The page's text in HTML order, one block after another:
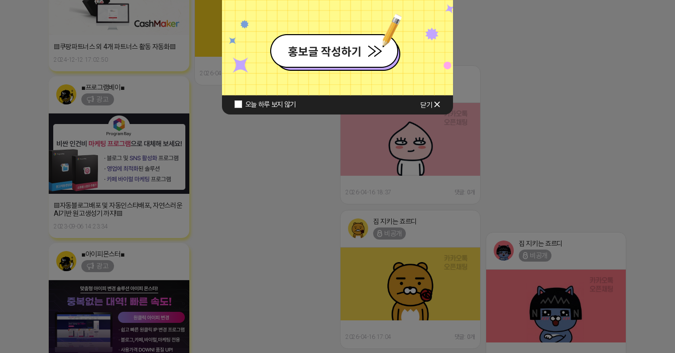
오늘 하루 보지 않기 닫기
▤쿠팡파트너스 외 4개 파트너스 활동 자동화▤
2024-12-12 17:02:50
2026-04-17 11:14 댓글: 0개
집 지키는 죠르디
2026-04-16 18:37 댓글: 0개
■프로그램베이■
광고
▤자동블로그배포 및 자동인스타배포, 자연스러운
AI기반 원고생성기 까지!▤
2023-09-06 14:23:34
집 지키는 죠르디
비공개
2026-04-16 17:04 댓글: 0개
집 지키는 죠르디
비공개
■아이피몬스터■
광고